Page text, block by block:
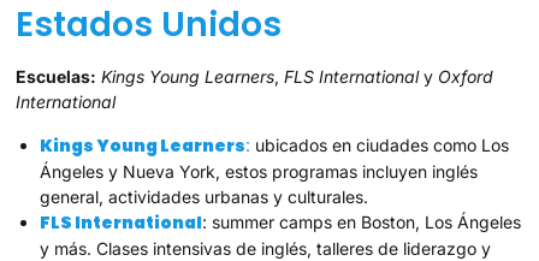
Estados Unidos
Escuelas: Kings Young Learners,FLS Internationaly Oxford
International
Kings Young Learners: ubicados en ciudades como Los
Ángeles y Nueva York, estos programas incluyen inglés
general, actividades urbanas y culturales.
FLS International: summer camps en Boston, Los Ángeles
y más. Clases intensivas de inglés, talleres de liderazgo y